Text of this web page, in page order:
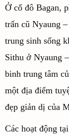
Ở cố đô Bagan,
trấn cũ Nyaung
trung sinh sống
Sithu ở Nyaung
binh trung tâm
một địa điểm
đẹp giản dị của
Các hoạt động